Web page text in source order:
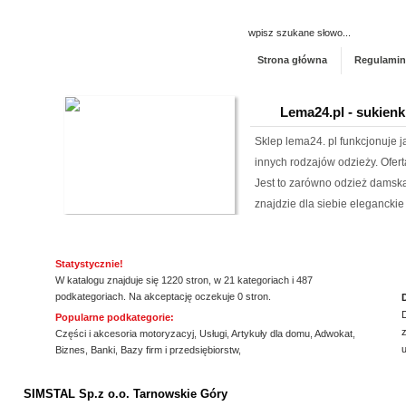
Strona główna
Lema24.pl -
Sklep lema24. pl funkcjonuje
innych rodzajów odzieży.
Jest to zarówno odzież
znajdzie dla siebie
archiwizacyjne. Dzięki nam
Archiwizacja dokumentów
informacji jest naszym
Statystycznie!
W katalogu znajduje się 1220 stron, w 21 kategoriach i 487
podkategoriach. Na akceptację oczekuje 0 stron.
Popularne podkategorie:
Części i akcesoria motoryzacyj Usługi Artykuły dla domu Adwokat
Biznes
Banki Bazy firm i przedsiębiorstw,
SIMSTAL Sp.z o.o. Tarnowskie Góry